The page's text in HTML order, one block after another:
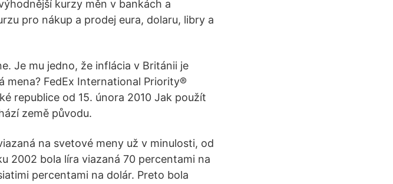
kurzy měn v bankách a
pro nákup a prodej eura, dolaru, libry a
Je mu jedno, že inflácia v Británii je
mena? FedEx International Priority®
republice od 15. února 2010 Jak použít
země původu.
na svetové meny už v minulosti, od
2002 bola líra viazaná 70 percentami na
percentami na dolár. Preto bola